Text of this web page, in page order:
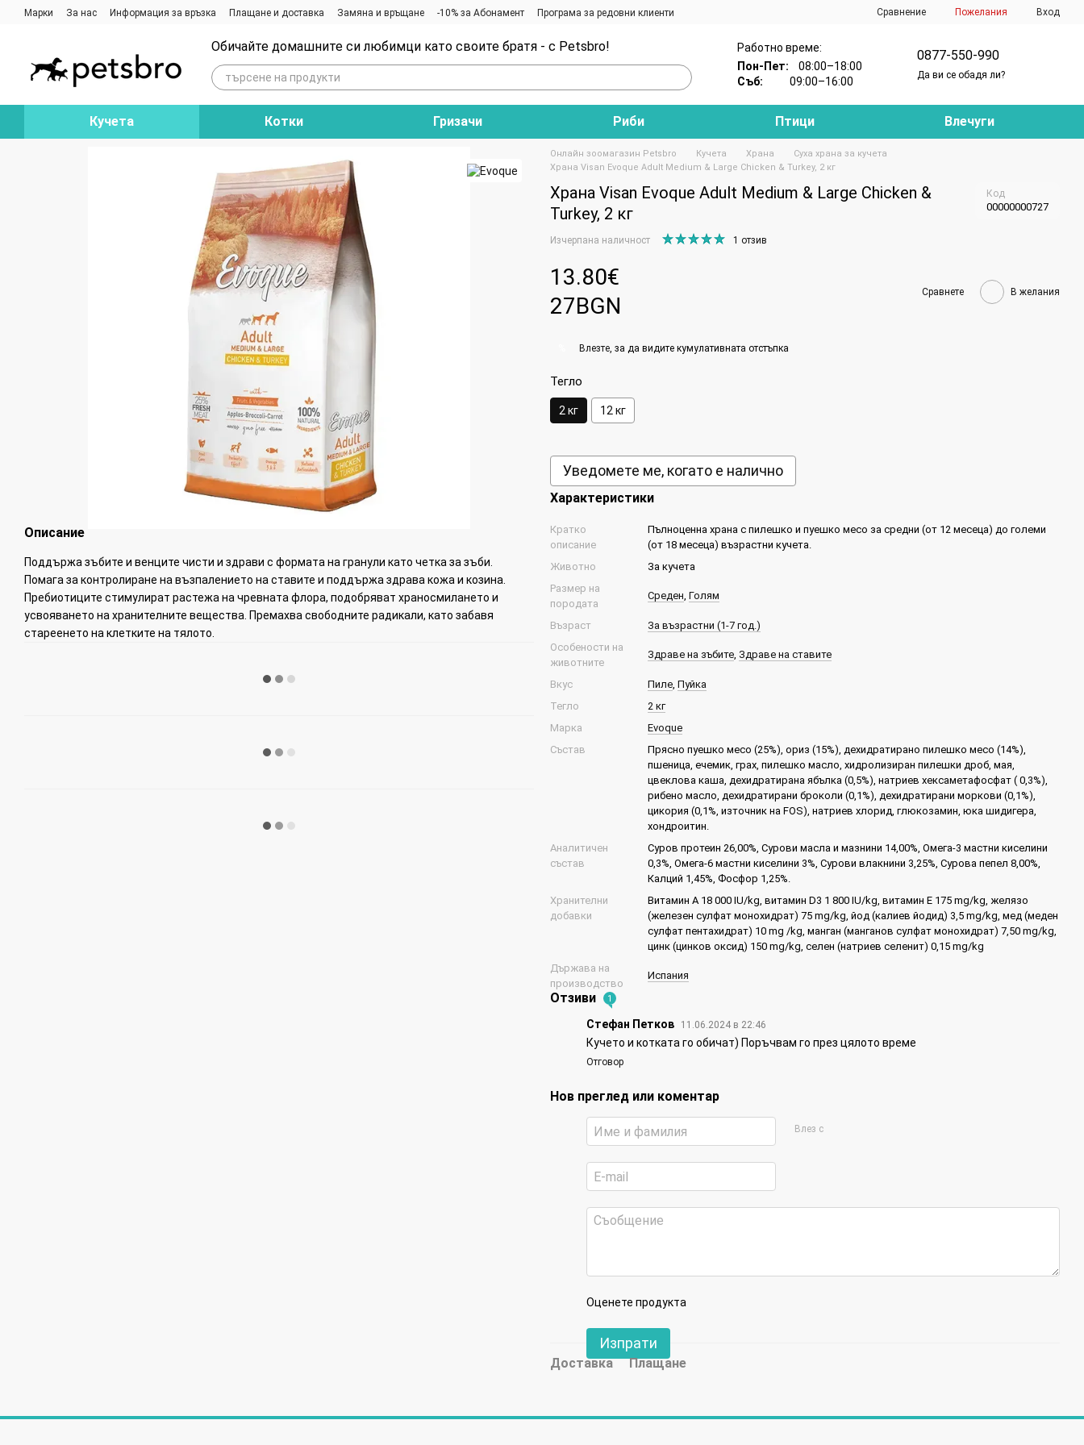
Премини към основното съдържание
Марки За нас Информация за връзка Плащане и доставка Замяна и връщане -10% за Абонамент
Програма за редовни клиенти
Сравнение Пожелания Вход
Обичайте домашните си любимци като своите братя - с Petsbro!
Работно време:
Пон-Пет:08:00–18:00
Съб:09:00–16:00
0877-550-990
Да ви се обадя ли?
Кучета Котки Гризачи Риби Птици Влечуги
Описание
Поддържа зъбите и венците чисти и здрави с формата на гранули като четка за зъби.
Помага за контролиране на възпалението на ставите и поддържа здрава кожа и козина.
Пребиотиците стимулират растежа на чревната флора, подобряват храносмилането и
усвояването на хранителните вещества. Премахва свободните радикали, като забавя
стареенето на клетките на тялото.
Онлайн зоомагазин Petsbro Кучета Храна
Суха храна за кучета
Храна Visan Evoque Adult Medium & Large Chicken & Turkey, 2 кг
Храна Visan Evoque Adult Medium & Large Chicken &
Turkey, 2 кг
Код
00000000727
Изчерпана наличност 1 отзив
13.80€
27BGN
Сравнете В желания
Влезте , за да видите кумулативната отстъпка
Тегло
2 кг 12 кг
Уведомете ме, когато е налично
Характеристики
Кратко
описание
Пълноценна храна с пилешко и пуешко месо за средни (от 12 месеца) до големи
(от 18 месеца) възрастни кучета.
Животно
За кучета
Размер на
породата
Среден, Голям
Възраст
За възрастни (1-7 год.)
Особености на
животните
Здраве на зъбите, Здраве на ставите
Вкус Пиле, Пуйка
Тегло
2 кг
Марка
Evoque
Състав
Прясно пуешко месо (25%), ориз (15%), дехидратирано пилешко месо (14%),
пшеница, ечемик, грах, пилешко масло, хидролизиран пилешки дроб, мая,
цвеклова каша, дехидратирана ябълка (0,5%), натриев хексаметафосфат ( 0,3%),
рибено масло, дехидратирани броколи (0,1%), дехидратирани моркови (0,1%),
цикория (0,1%, източник на FOS), натриев хлорид, глюкозамин, юка шидигера,
хондроитин.
Аналитичен
състав
Суров протеин 26,00%, Сурови масла и мазнини 14,00%, Омега-3 мастни киселини
0,3%, Омега-6 мастни киселини 3%, Сурови влакнини 3,25%, Сурова пепел 8,00%,
Калций 1,45%, Фосфор 1,25%.
Хранителни
добавки
Витамин A 18 000 IU/kg, витамин D3 1 800 IU/kg, витамин E 175 mg/kg, желязо
(железен сулфат монохидрат) 75 mg/kg, йод (калиев йодид) 3,5 mg/kg, мед (меден
сулфат пентахидрат) 10 mg /kg, манган (манганов сулфат монохидрат) 7,50 mg/kg,
цинк (цинков оксид) 150 mg/kg, селен (натриев селенит) 0,15 mg/kg
Държава на
производство
Испания
Отзиви 1
Стефан Петков 11.06.2024 в 22:46
Кучето и котката го обичат) Поръчвам го през цялото време
Отговор
Нов преглед или коментар
Влез с
Оценете продукта
Изпрати
Доставка Плащане